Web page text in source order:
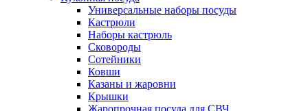
Универсальные наборы посуды
Кастрюли
Наборы кастрюль
Сковороды
Сотейники
Ковши
Казаны и жаровни
Крышки
Жаропрочная посуда для СВЧ